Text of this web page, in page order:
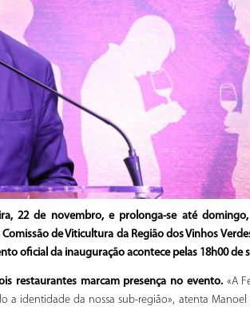
22 de novembro, e prolonga-se até
de Viticultura da Região dos Vinhos
oficial da inauguração acontece pelas 18h00 de
restaurantes marcam presença no evento.«A
a identidade da nossa sub-região», atenta Manoel